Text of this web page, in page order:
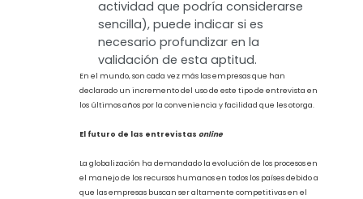
de mejorar las sesiones al permitir al
experto en reclutamiento y selección
autoevaluarse y encontrar áreas de
oportunidad.
Conocer el dominio del candidato
sobre el uso de la tecnología:Es muy
probable que el candidato requiera
sistemas en el puesto para el que
está aplicando, por lo que conocer